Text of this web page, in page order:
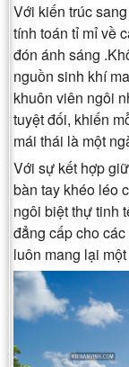
Với kiến trúc
tính toán tỉ mỉ về
đón ánh sáng
nguồn sinh khí
khuôn viên ngôi
tuyệt đối, khiến
mái thái là một
Với sự kết hợp
bàn tay khéo léo
ngôi biệt thự tinh
đẳng cấp cho
luôn mang lại